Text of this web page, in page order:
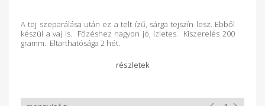
A tej szeparálása után ez a telt ízű, sárga tejszín lesz. Ebből
készül a vaj is. Főzéshez nagyon jó, ízletes. Kiszerelés 200
gramm. Eltarthatósága 2 hét.